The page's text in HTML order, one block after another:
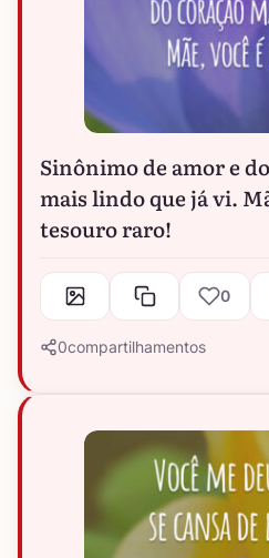
Sinônimo de amor e
mais lindo que já vi.
tesouro raro!
0
0compartilhamentos